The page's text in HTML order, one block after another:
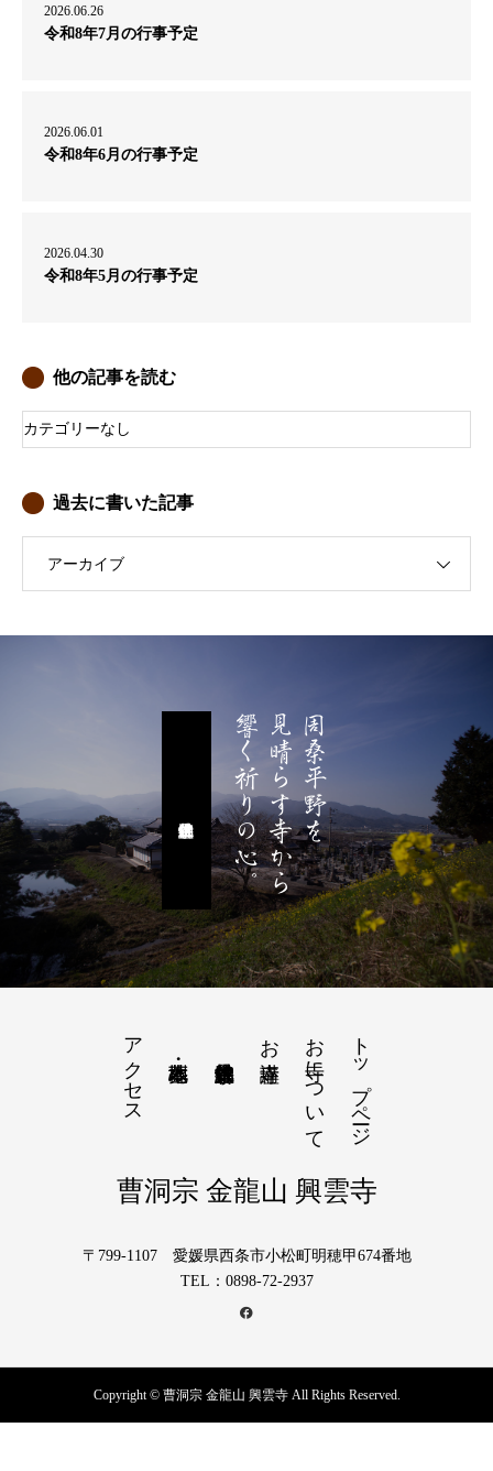
2026.06.26
令和8年7月の行事予定
2026.06.01
令和8年6月の行事予定
2026.04.30
令和8年5月の行事予定
他の記事を読む
カテゴリーなし
過去に書いた記事
アーカイブ
周桑平野を
見晴らす寺から
響く祈りの心。
トップページ
お寺について
お寺講座
アクセス
曹洞宗 金龍山 興雲寺
〒799-1107 愛媛県西条市小松町明穂甲674番地
TEL：0898-72-2937
Copyright © 曹洞宗 金龍山 興雲寺 All Rights Reserved.